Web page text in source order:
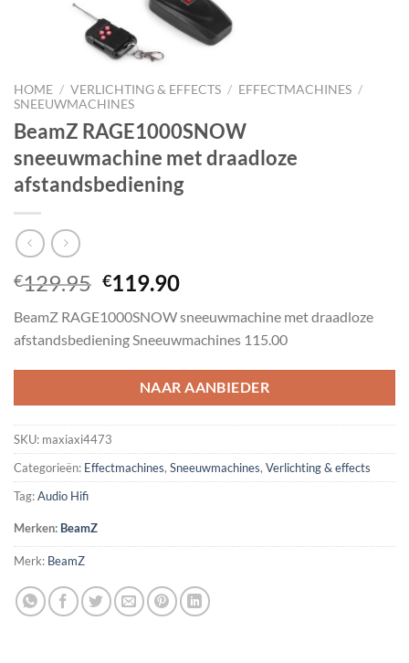
HOME / VERLICHTING & EFFECTS / EFFECTMACHINES /
SNEEUWMACHINES
BeamZ RAGE1000SNOW
sneeuwmachine met draadloze
afstandsbediening
€129.95 Oorspronkelijke
was:
€129.95.
€119.90Huidige
is:
€119.90.
BeamZ RAGE1000SNOW sneeuwmachine met draadloze
afstandsbediening Sneeuwmachines 115.00
NAAR AANBIEDER
SKU: maxiaxi4473
Categorieën: Effectmachines, Sneeuwmachines, Verlichting & effects
Tag:Audio Hifi
Merken: BeamZ
Merk: BeamZ